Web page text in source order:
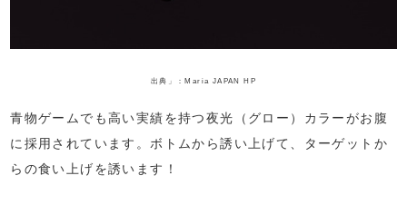
出典」：Maria JAPAN HP
青物ゲームでも高い実績を持つ夜光（グロー）カラーがお腹
に採用されています。ボトムから誘い上げて、ターゲットか
らの食い上げを誘います！